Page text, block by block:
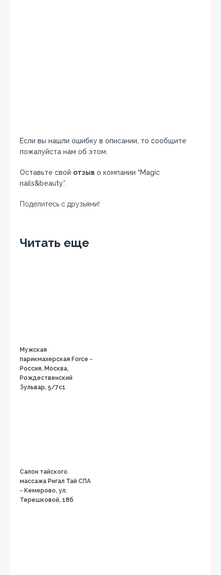
Если вы нашли ошибку в описании, то сообщите
пожалуйста нам об этом.
Оставьте свой отзыв о компании “Magic
nails&beauty”.
Поделитесь с друзьями!
Читать еще
Мужская
парикмахерская Force -
Россия, Москва,
Рождественский
бульвар, 5/7с1
Салон тайского
массажа Ригал Тай СПА
- Кемерово, ул.
Терешковой, 18б